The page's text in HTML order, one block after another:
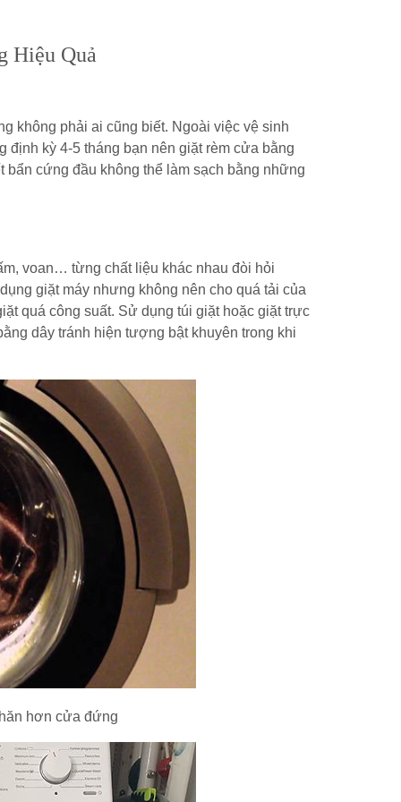
Hiệu Quả
không phải ai cũng biết. Ngoài việc vệ sinh
kỳ 4-5 tháng bạn nên giặt rèm cửa bằng
bẩn cứng đầu không thể làm sạch bằng những
voan… từng chất liệu khác nhau đòi hỏi
giặt máy nhưng không nên cho quá tải của
quá công suất. Sử dụng túi giặt hoặc giặt trực
dây tránh hiện tượng bật khuyên trong khi
hơn cửa đứng